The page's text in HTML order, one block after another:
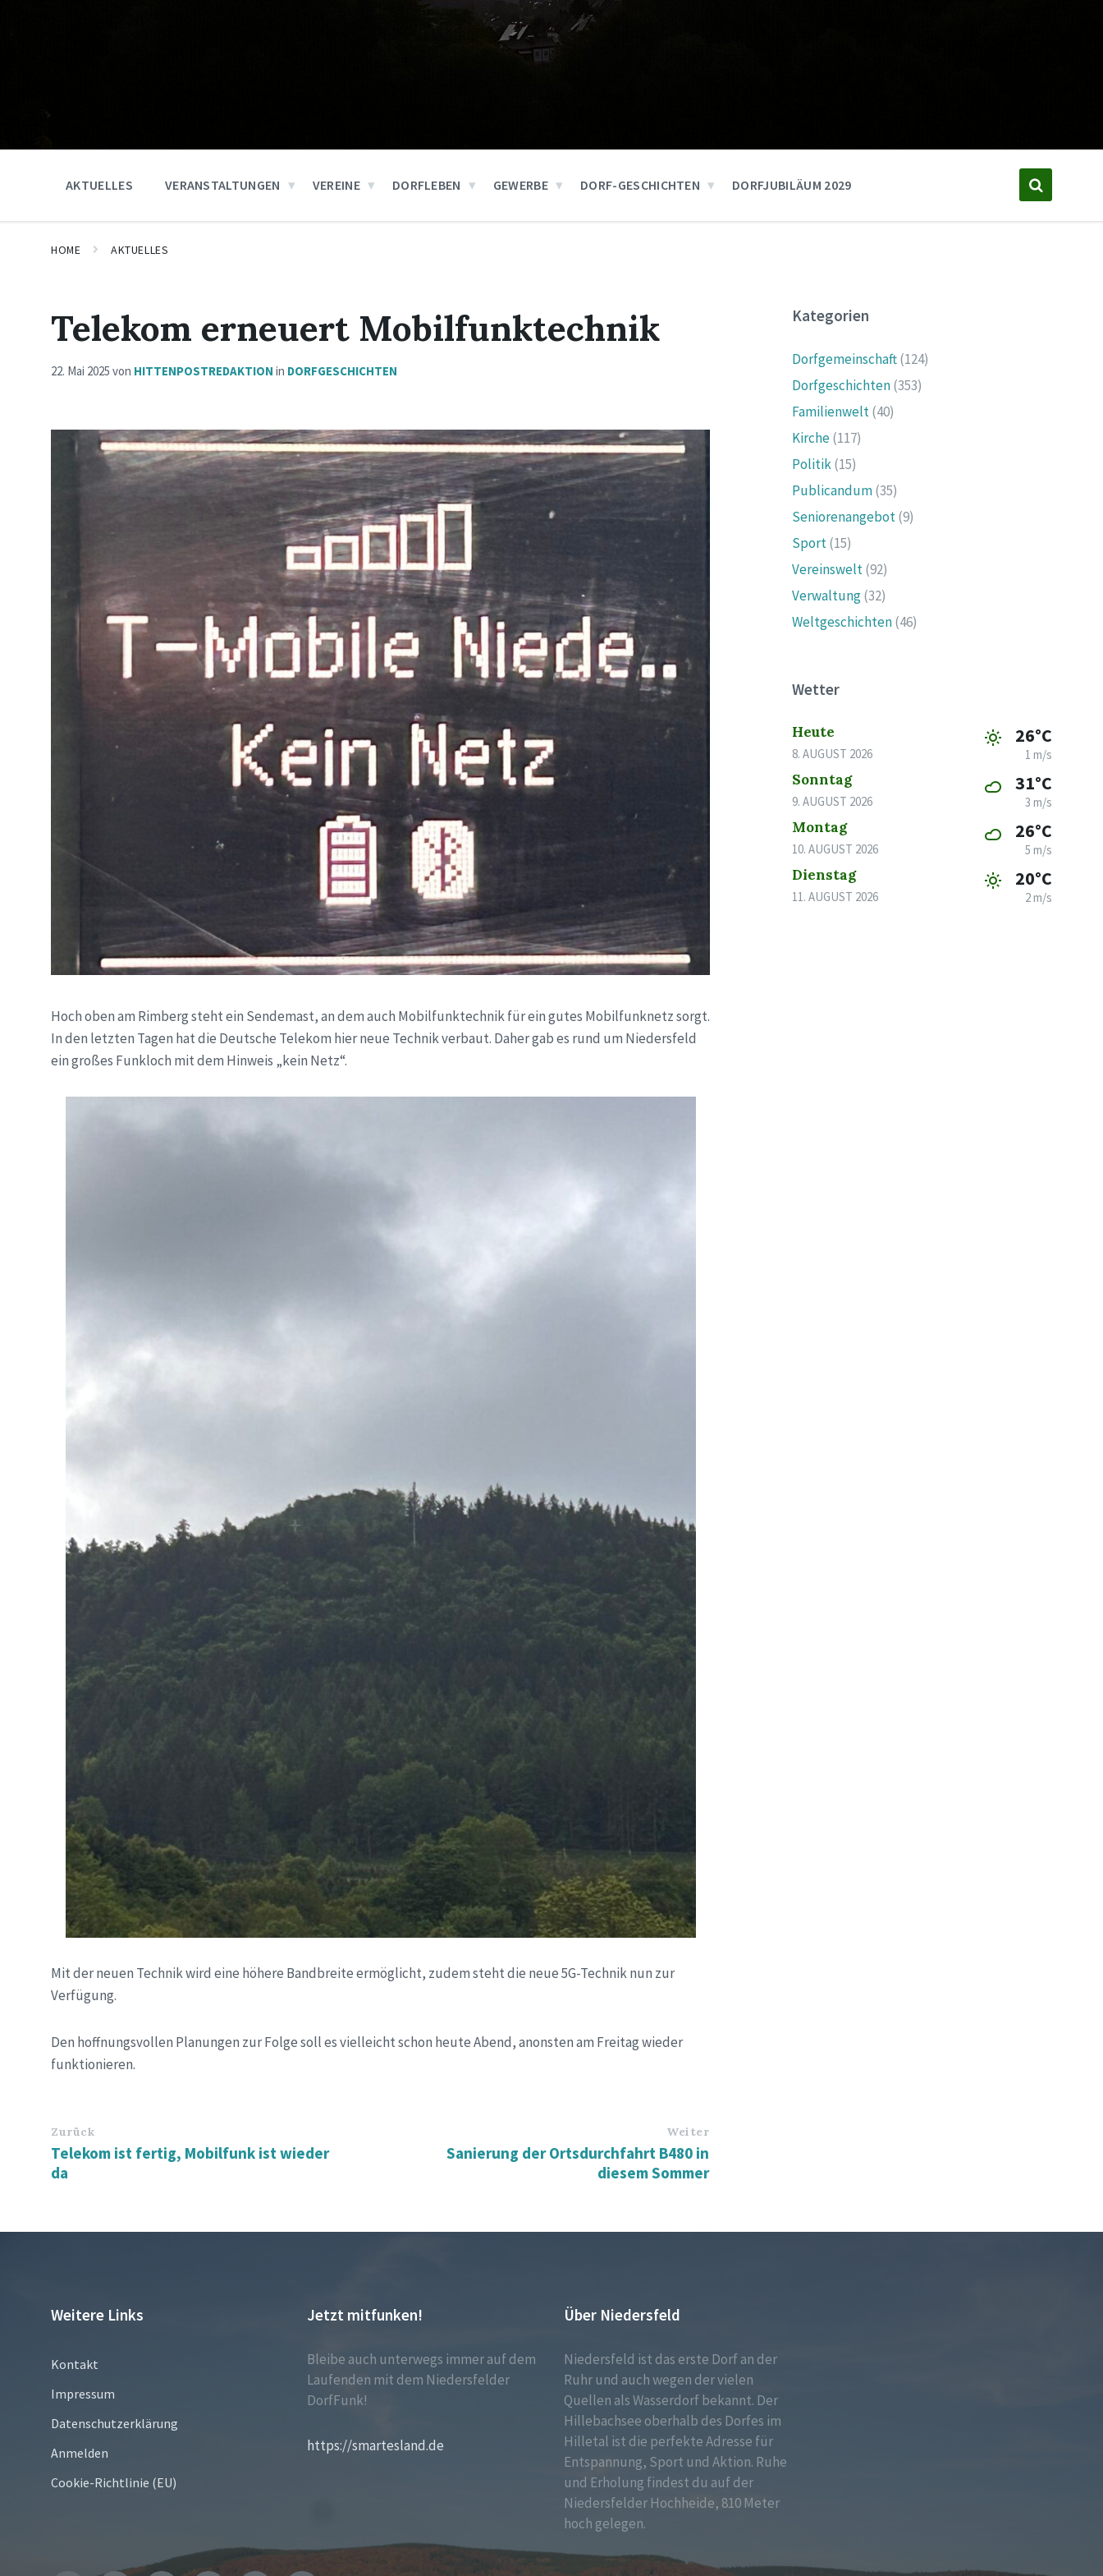
AKTUELLES VERANSTALTUNGEN VEREINE DORFLEBEN GEWERBE DORF-GESCHICHTEN DORFJUBILÄUM 2029
HOME AKTUELLES
Telekom erneuert Mobilfunktechnik
22. Mai 2025 von HITTENPOSTREDAKTION in DORFGESCHICHTEN
Hoch oben am Rimberg steht ein Sendemast, an dem auch Mobilfunktechnik für ein gutes Mobilfunknetz sorgt.
In den letzten Tagen hat die Deutsche Telekom hier neue Technik verbaut. Daher gab es rund um Niedersfeld
ein großes Funkloch mit dem Hinweis „kein Netz“.
Mit der neuen Technik wird eine höhere Bandbreite ermöglicht, zudem steht die neue 5G-Technik nun zur
Verfügung.
Den hoffnungsvollen Planungen zur Folge soll es vielleicht schon heute Abend, anonsten am Freitag wieder
funktionieren.
Zurück
Telekom ist fertig, Mobilfunk ist wieder
da
Weiter
Sanierung der Ortsdurchfahrt B480 in
diesem Sommer
Kategorien
Dorfgemeinschaft(124)
Dorfgeschichten(353)
Familienwelt(40)
Kirche(117)
Politik(15)
Publicandum(35)
Seniorenangebot(9)
Sport(15)
Vereinswelt(92)
Verwaltung(32)
Weltgeschichten(46)
Wetter
Heute
8. AUGUST 2026
26°C
1 m/s
Sonntag
9. AUGUST 2026
31°C
3 m/s
Montag
10. AUGUST 2026
26°C
5 m/s
Dienstag
11. AUGUST 2026
20°C
2 m/s
Weitere Links
Kontakt
Impressum
Datenschutzerklärung
Anmelden
Cookie-Richtlinie (EU)
Jetzt mitfunken!
Bleibe auch unterwegs immer auf dem
Laufenden mit dem Niedersfelder
DorfFunk!
https://smartesland.de
Über Niedersfeld
Niedersfeld ist das erste Dorf an der
Ruhr und auch wegen der vielen
Quellen als Wasserdorf bekannt. Der
Hillebachsee oberhalb des Dorfes im
Hilletal ist die perfekte Adresse für
Entspannung, Sport und Aktion. Ruhe
und Erholung findest du auf der
Niedersfelder Hochheide, 810 Meter
hoch gelegen.